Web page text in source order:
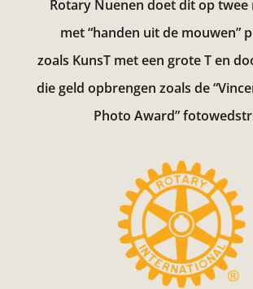
Rotary Nuenen doet dit op twee
met “handen uit de mouwen”
zoals KunsT met een grote T en
die geld opbrengen zoals de
Photo Award”